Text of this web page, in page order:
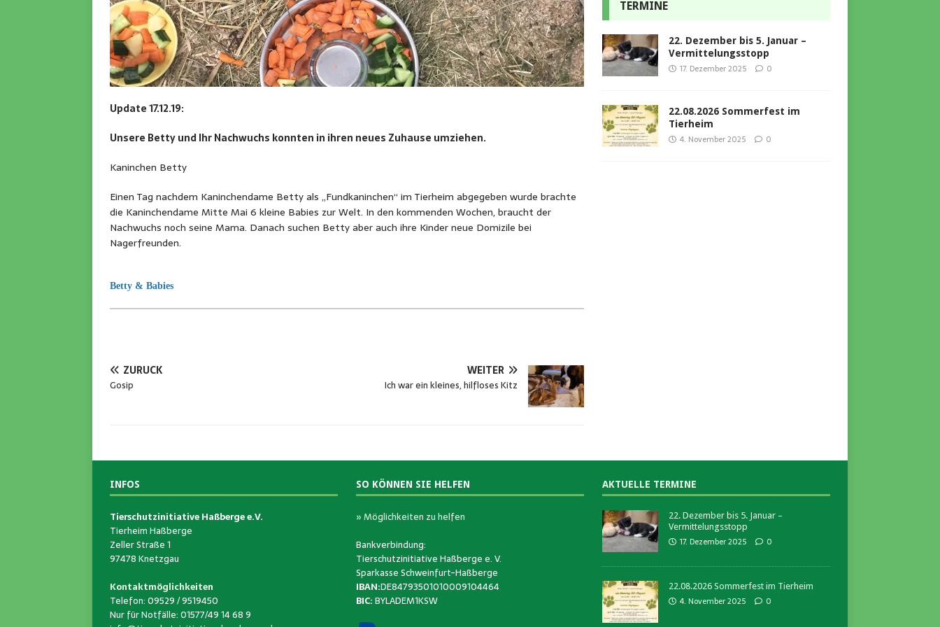
Update 17.12.19:
Unsere Betty und Ihr Nachwuchs konnten in ihren neues Zuhause umziehen.
Kaninchen Betty
Einen Tag nachdem Kaninchendame Betty als „Fundkaninchen“ im Tierheim abgegeben wurde brachte
die Kaninchendame Mitte Mai 6 kleine Babies zur Welt. In den kommenden Wochen, braucht der
Nachwuchs noch seine Mama. Danach suchen Betty aber auch ihre Kinder neue Domizile bei
Nagerfreunden.
Betty & Babies
ZURÜCK
Gosip
WEITER
Ich war ein kleines, hilfloses Kitz
TERMINE
22. Dezember bis 5. Januar –
Vermittelungsstopp
17. Dezember 2025 0
22.08.2026 Sommerfest im
Tierheim
4. November 2025 0
INFOS
Tierschutzinitiative Haßberge e.V.
Tierheim Haßberge
Zeller Straße 1
97478 Knetzgau
Kontaktmöglichkeiten
Telefon: 09529 / 9519450
Nur für Notfälle: 01577/49 14 68 9
SO KÖNNEN SIE HELFEN
» Möglichkeiten zu helfen
Bankverbindung:
Tierschutzinitiative Haßberge e. V.
Sparkasse Schweinfurt-Haßberge
IBAN:DE84793501010009104464
BIC:BYLADEM1KSW
AKTUELLE TERMINE
22. Dezember bis 5. Januar –
Vermittelungsstopp
17. Dezember 2025 0
22.08.2026 Sommerfest im Tierheim
4. November 2025 0